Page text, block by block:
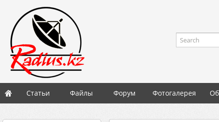
Search
Статьи Файлы Форум Фотогалерея